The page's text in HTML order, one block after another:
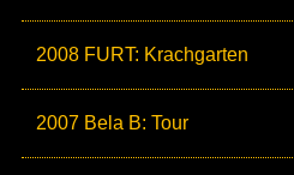
2008 FURT: Krachgarten
2007 Bela B: Tour